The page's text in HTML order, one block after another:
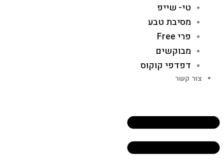
טי- שייפ
מסיבת טבע
פרי Free
מבוקשים
דפדפי קוקוס
צור קשר